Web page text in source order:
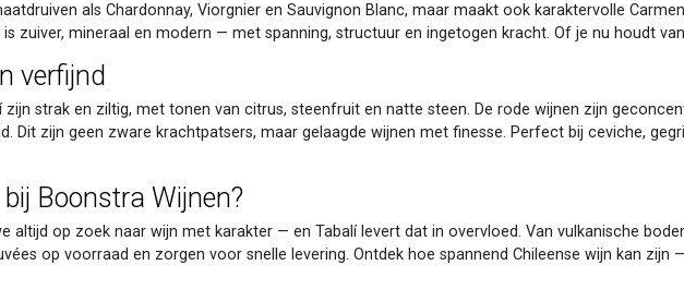
als Chardonnay, Viorgnier en Sauvignon Blanc, maar maakt ook karaktervolle
is zuiver, mineraal en modern — met spanning, structuur en ingetogen kracht. Of je nu houdt
verfijnd
zijn strak en ziltig, met tonen van citrus, steenfruit en natte steen. De rode wijnen zijn
Dit zijn geen zware krachtpatsers, maar gelaagde wijnen met finesse. Perfect bij ceviche,
Boonstra Wijnen?
altijd op zoek naar wijn met karakter — en Tabalí levert dat in overvloed. Van vulkanische
op voorraad en zorgen voor snelle levering. Ontdek hoe spannend Chileense wijn kan zijn